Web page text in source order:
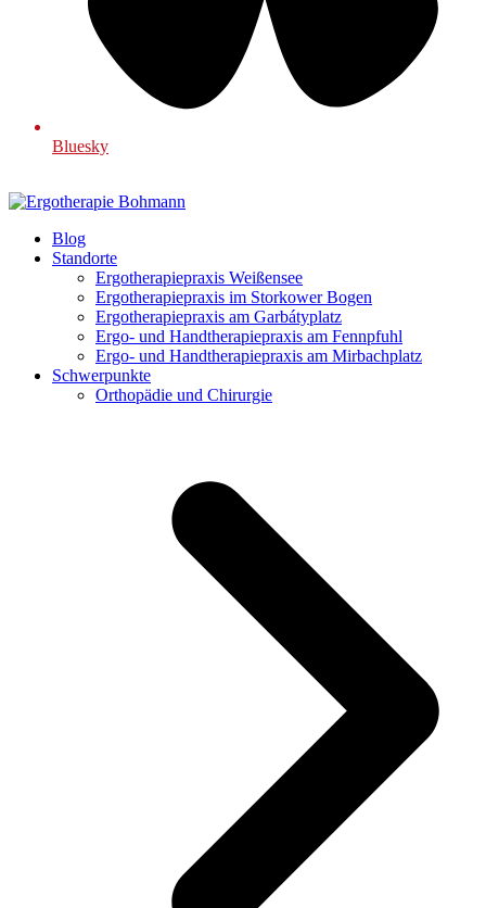
Bluesky
Blog
Standorte
Ergotherapiepraxis Weißensee
Ergotherapiepraxis im Storkower Bogen
Ergotherapiepraxis am Garbátyplatz
Ergo- und Handtherapiepraxis am Fennpfuhl
Ergo- und Handtherapiepraxis am Mirbachplatz
Schwerpunkte
Orthopädie und Chirurgie